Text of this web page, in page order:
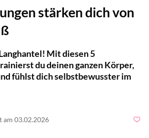
stärken dich von
Mit diesen 5
du deinen ganzen Körper,
fühlst dich selbstbewusster im
am 03.02.2026